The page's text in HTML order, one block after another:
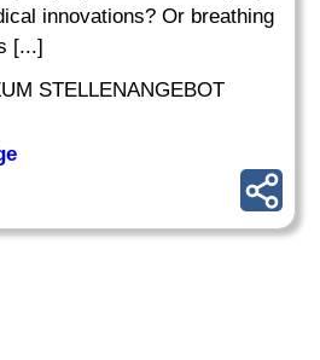
innovations? Or breathing
[...]
STELLENANGEBOT